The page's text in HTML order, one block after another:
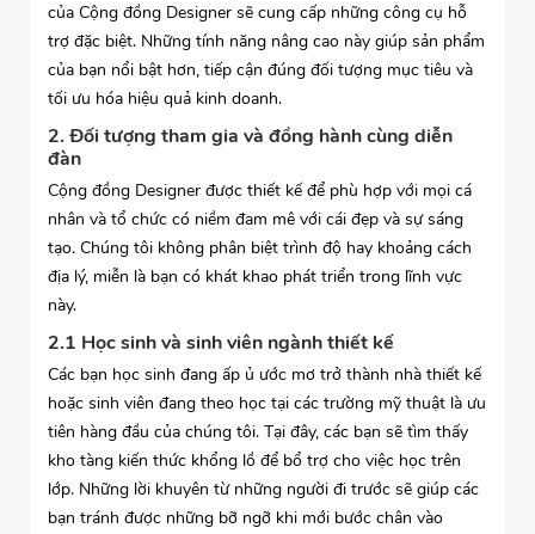
của Cộng đồng Designer sẽ cung cấp những công cụ hỗ
trợ đặc biệt. Những tính năng nâng cao này giúp sản phẩm
của bạn nổi bật hơn, tiếp cận đúng đối tượng mục tiêu và
tối ưu hóa hiệu quả kinh doanh.
2. Đối tượng tham gia và đồng hành cùng diễn
đàn
Cộng đồng Designer được thiết kế để phù hợp với mọi cá
nhân và tổ chức có niềm đam mê với cái đẹp và sự sáng
tạo. Chúng tôi không phân biệt trình độ hay khoảng cách
địa lý, miễn là bạn có khát khao phát triển trong lĩnh vực
này.
2.1 Học sinh và sinh viên ngành thiết kế
Các bạn học sinh đang ấp ủ ước mơ trở thành nhà thiết kế
hoặc sinh viên đang theo học tại các trường mỹ thuật là ưu
tiên hàng đầu của chúng tôi. Tại đây, các bạn sẽ tìm thấy
kho tàng kiến thức khổng lồ để bổ trợ cho việc học trên
lớp. Những lời khuyên từ những người đi trước sẽ giúp các
bạn tránh được những bỡ ngỡ khi mới bước chân vào